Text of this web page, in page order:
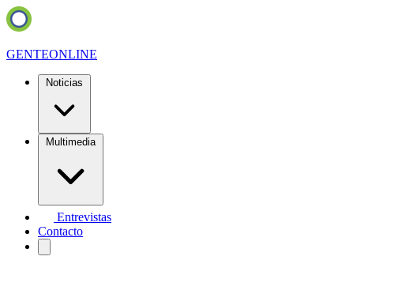
GENTEONLINE
Noticias
Multimedia
Entrevistas
Contacto